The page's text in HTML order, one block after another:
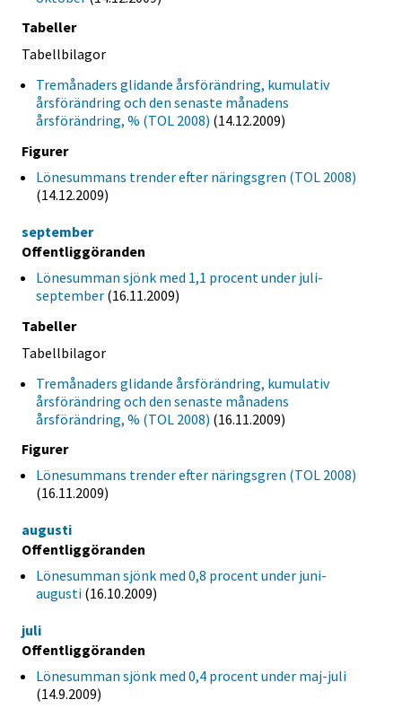
Tabeller
Tabellbilagor
Tremånaders glidande årsförändring, kumulativ
årsförändring och den senaste månadens
årsförändring, % (TOL 2008) (14.12.2009)
Figurer
Lönesummans trender efter näringsgren (TOL 2008)
(14.12.2009)
september
Offentliggöranden
Lönesumman sjönk med 1,1 procent under juli-
september (16.11.2009)
Tabeller
Tabellbilagor
Tremånaders glidande årsförändring, kumulativ
årsförändring och den senaste månadens
årsförändring, % (TOL 2008) (16.11.2009)
Figurer
Lönesummans trender efter näringsgren (TOL 2008)
(16.11.2009)
augusti
Offentliggöranden
Lönesumman sjönk med 0,8 procent under juni-
augusti (16.10.2009)
juli
Offentliggöranden
Lönesumman sjönk med 0,4 procent under maj-juli
(14.9.2009)